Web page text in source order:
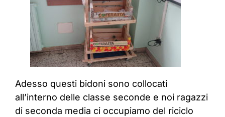
Adesso questi bidoni sono collocati
all’interno delle classe seconde e noi ragazzi
di seconda media ci occupiamo del riciclo